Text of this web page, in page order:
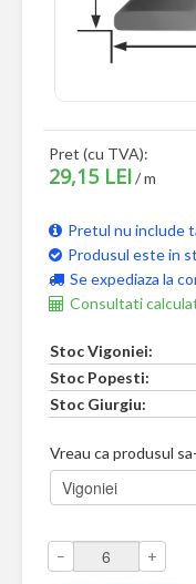
Pret (cu TVA):
29,15 LEI/ m
Pretul nu include
Produsul este in
Se expediaza la
Consultati
Stoc Vigoniei:
Stoc Popesti:
Stoc Giurgiu:
Vreau ca produsul
– +